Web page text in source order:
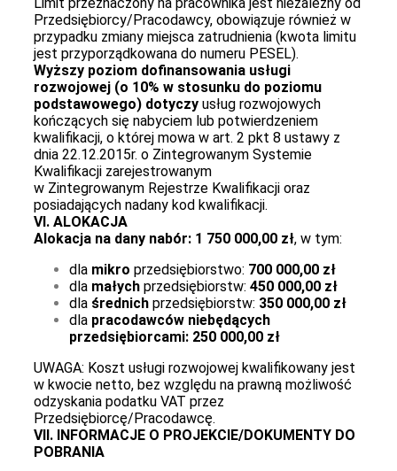
Przedsiębiorcy/Pracodawcy, obowiązuje również w
przypadku zmiany miejsca zatrudnienia (kwota limitu
jest przyporządkowana do numeru PESEL).
Wyższy poziom dofinansowania usługi
rozwojowej (o 10% w stosunku do poziomu
podstawowego) dotyczy usług rozwojowych
kończących się nabyciem lub potwierdzeniem
kwalifikacji, o której mowa w art. 2 pkt 8 ustawy z
dnia 22.12.2015r. o Zintegrowanym Systemie
Kwalifikacji zarejestrowanym
w Zintegrowanym Rejestrze Kwalifikacji oraz
posiadających nadany kod kwalifikacji.
VI. ALOKACJA
Alokacja na dany nabór: 1 750 000,00 zł, w tym:
dla mikro przedsiębiorstwo: 700 000,00 zł
dla małych przedsiębiorstw: 450 000,00 zł
dla średnich przedsiębiorstw: 350 000,00 zł
dla pracodawców niebędących
przedsiębiorcami: 250 000,00 zł
UWAGA: Koszt usługi rozwojowej kwalifikowany jest
w kwocie netto, bez względu na prawną możliwość
odzyskania podatku VAT przez
Przedsiębiorcę/Pracodawcę.
VII. INFORMACJE O PROJEKCIE/DOKUMENTY DO
POBRANIA